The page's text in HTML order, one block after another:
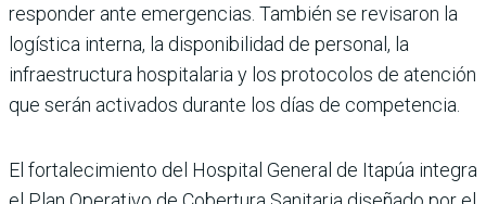
responder ante emergencias. También se revisaron la
logística interna, la disponibilidad de personal, la
infraestructura hospitalaria y los protocolos de atención
que serán activados durante los días de competencia.
El fortalecimiento del Hospital General de Itapúa integra